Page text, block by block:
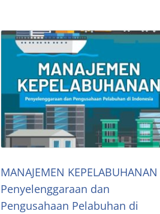
MANAJEMEN KEPELABUHANAN
Penyelenggaraan dan
Pengusahaan Pelabuhan di